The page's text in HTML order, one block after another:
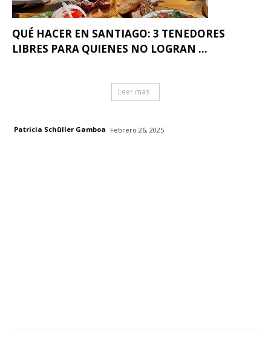
QUÉ HACER EN SANTIAGO: 3 TENEDORES
LIBRES PARA QUIENES NO LOGRAN ...
Leer mas
Patricia Schüller Gamboa Febrero 26, 2025